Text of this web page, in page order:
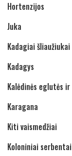
Hortenzijos
Juka
Kadagiai šliaužiukai
Kadagys
Kalėdinės eglutės
Karagana
Kiti vaismedžiai
Koloniniai serbentai